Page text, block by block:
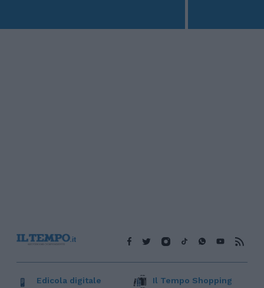
Edicola digitale Il Tempo Shopping